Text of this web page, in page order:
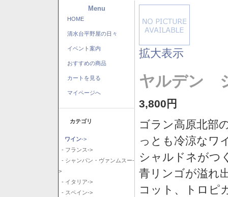
Menu
HOME
清水台平野屋の日々
イベント案内
おすすめの商品
カートを見る
マイページへ
カテゴリ
ワイン->
- フランス->
- シャンパン・ヴァンムスー-
>
- イタリア->
- スペイン->
拡大表示
ヤルデン
3,800円
ゴラン高原北部
っとも冷涼なワ
シャルドネがつ
青リンゴが溢れ
コット、トロピ